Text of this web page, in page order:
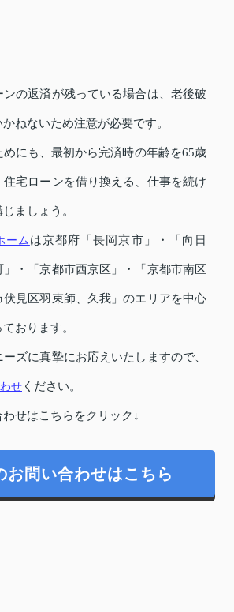
ンの返済が残っている場合は、老後破
ねないため注意が必要です。
にも、最初から完済時の年齢を65歳
住宅ローンを借り換える、仕事を続け
ましょう。
ーム は京都府「長岡京市」・「向日
・「京都市西京区」・「京都市南区
伏見区羽束師、久我」のエリアを中心
おります。
ズに真摯にお応えいたしますので、
せ ください。
せはこちらをクリック↓
お問い合わせはこちら